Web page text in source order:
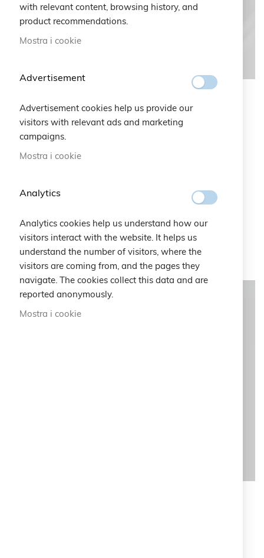
Cruciani C per Maserati
Disponibile in una gamma di colori accattivanti, il
tipica e i valori sportivi del costruttore di auto di
Modena attraverso il suo simbolo famoso in tutto il
personale di chi lo indossa, adatto per qualsiasi
occasione.
with relevant content, browsing history, and
product recommendations.
Mostra i cookie
Advertisement
Advertisement cookies help us provide our
visitors with relevant ads and marketing
campaigns.
Mostra i cookie
Analytics
Analytics cookies help us understand how our
visitors interact with the website. It helps us
understand the number of visitors, where the
visitors are coming from, and the pages they
navigate. The cookies collect this data and are
reported anonymously.
Mostra i cookie